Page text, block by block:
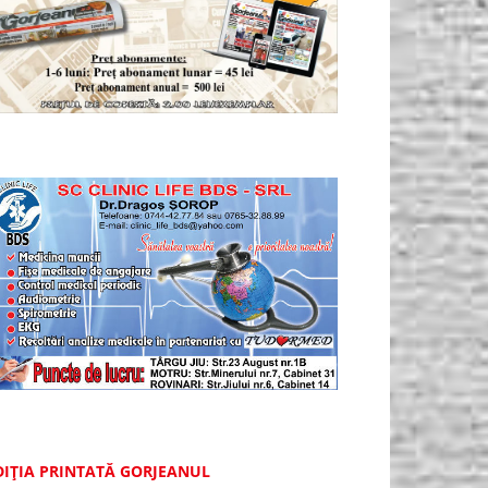
PRINTATĂ GORJEANUL